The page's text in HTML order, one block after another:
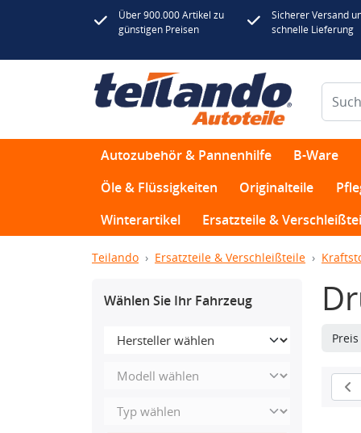
Über 900.000 Artikel zu
günstigen Preisen
Sicherer Versand
schnelle Lieferung
Autozubehör & Pannenhilfe B-Ware
Öle & Flüssigkeiten
Originalteile
Winterartikel
Ersatzteile &
Teilando Ersatzteile & Verschleißteile
Wählen Sie Ihr Fahrzeug
Preis